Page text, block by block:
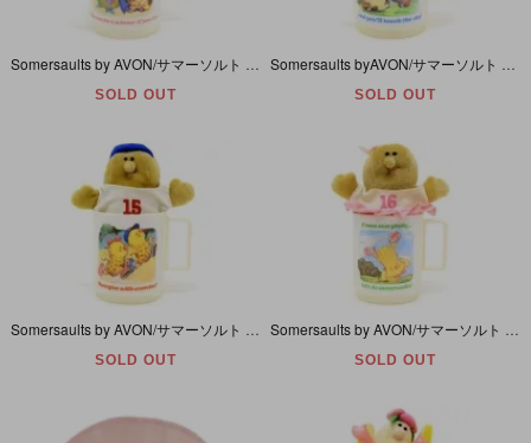
SOLD OUT SOLD OUT
SOLD OUT SOLD OUT